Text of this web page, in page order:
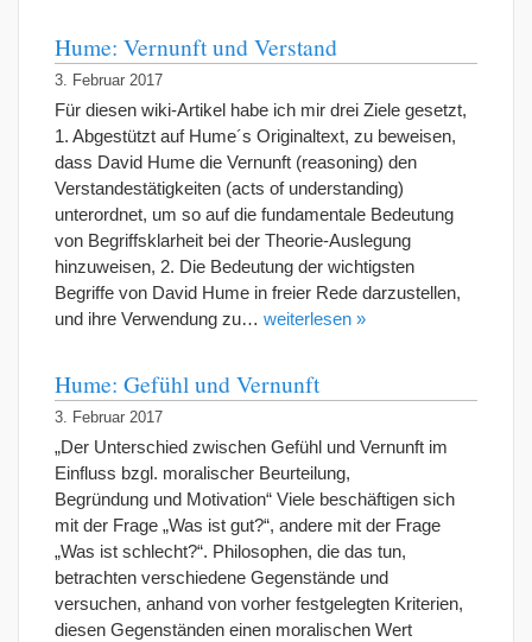
Hume: Vernunft und Verstand
3. Februar 2017
Für diesen wiki-Artikel habe ich mir drei Ziele gesetzt,
1. Abgestützt auf Hume´s Originaltext, zu beweisen,
dass David Hume die Vernunft (reasoning) den
Verstandestätigkeiten (acts of understanding)
unterordnet, um so auf die fundamentale Bedeutung
von Begriffsklarheit bei der Theorie-Auslegung
hinzuweisen, 2. Die Bedeutung der wichtigsten
Begriffe von David Hume in freier Rede darzustellen,
und ihre Verwendung zu… weiterlesen »
Hume: Gefühl und Vernunft
3. Februar 2017
„Der Unterschied zwischen Gefühl und Vernunft im
Einfluss bzgl. moralischer Beurteilung,
Begründung und Motivation“ Viele beschäftigen sich
mit der Frage „Was ist gut?“, andere mit der Frage
„Was ist schlecht?“. Philosophen, die das tun,
betrachten verschiedene Gegenstände und
versuchen, anhand von vorher festgelegten Kriterien,
diesen Gegenständen einen moralischen Wert